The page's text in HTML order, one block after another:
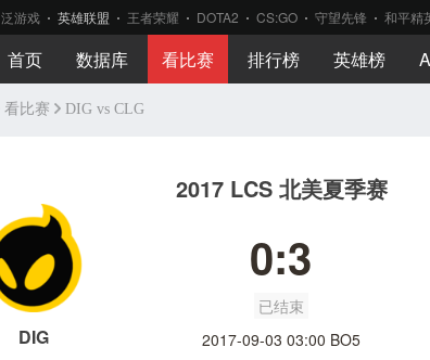
泛游戏 英雄联盟 王者荣耀 DOTA2 CS:GO 守望先锋 和平精
首页 数据库 看比赛 排行榜 英雄榜
看比赛 DIG vs CLG
2017 LCS 北美夏季赛
DIG
0:3
已结束
2017-09-03 03:00 BO5